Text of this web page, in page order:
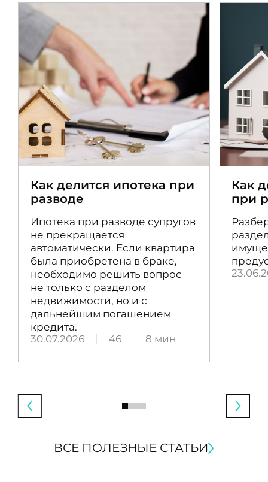
Как делится ипотека при
разводе
Ипотека при разводе супругов
не прекращается
автоматически. Если квартира
была приобретена в браке,
необходимо решить вопрос
не только с разделом
недвижимости, но и с
дальнейшим погашением
кредита.
30.07.2026
46 8 мин
Как
при
ВСЕ ПОЛЕЗНЫЕ СТАТЬИ